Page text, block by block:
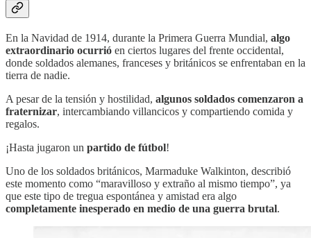
En la Navidad de 1914, durante la Primera Guerra Mundial, algo
extraordinario ocurrió en ciertos lugares del frente occidental,
donde soldados alemanes, franceses y británicos se enfrentaban en la
tierra de nadie.
A pesar de la tensión y hostilidad, algunos soldados comenzaron a
fraternizar, intercambiando villancicos y compartiendo comida y
regalos.
¡Hasta jugaron un partido de fútbol!
Uno de los soldados británicos, Marmaduke Walkinton, describió
este momento como “maravilloso y extraño al mismo tiempo”, ya
que este tipo de tregua espontánea y amistad era algo
completamente inesperado en medio de una guerra brutal.